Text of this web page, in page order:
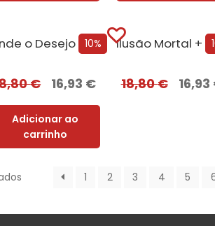
10%
Onde o Desejo se Esconde [Nova Edição]
€ 16,93 €
Adicionar ao
carrinho
18,80€ 16,93
1 2 3 4 5